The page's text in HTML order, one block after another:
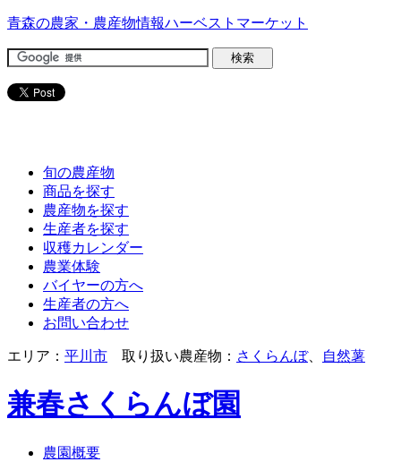
青森の農家・農産物情報ハーベストマーケット
旬の農産物
商品を探す
農産物を探す
生産者を探す
収穫カレンダー
農業体験
バイヤーの方へ
生産者の方へ
お問い合わせ
エリア： 平川市 取り扱い農産物： さくらんぼ、 自然薯
兼春さくらんぼ園
農園概要